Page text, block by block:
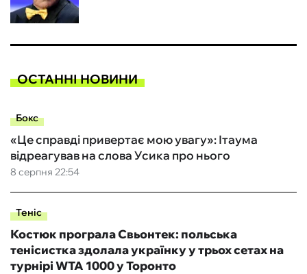
ОСТАННІ НОВИНИ
Бокс
8 серпня 22:54
«Це справді привертає мою увагу»: Ітаума
відреагував на слова Усика про нього
Теніс
Костюк програла Свьонтек: польська
тенісистка здолала українку у трьох сетах на
турнірі WTA 1000 у Торонто